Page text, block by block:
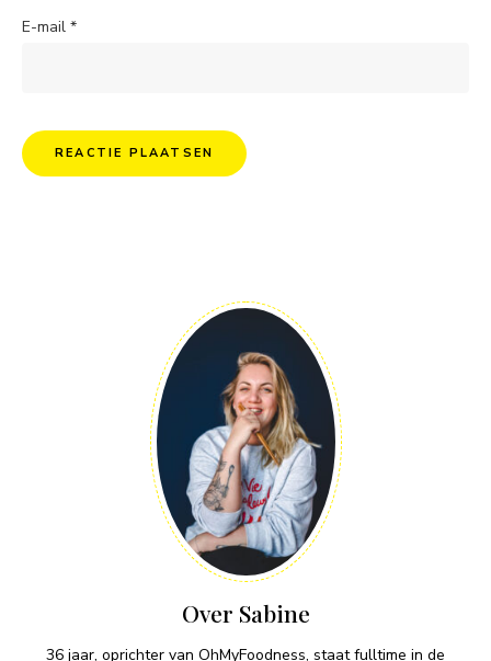
E-mail *
Over Sabine
36 jaar, oprichter van OhMyFoodness, staat fulltime in de